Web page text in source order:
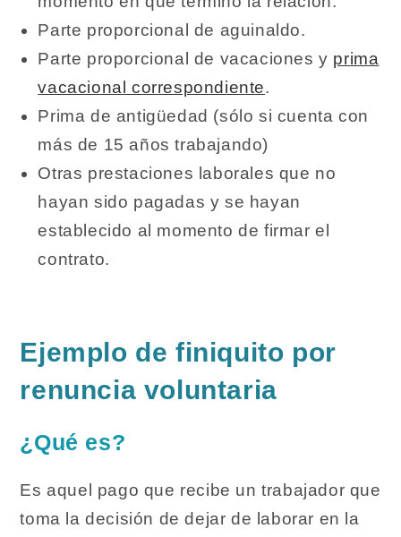
Parte proporcional de aguinaldo.
Parte proporcional de vacaciones y prima
vacacional correspondiente.
Prima de antigüedad (sólo si cuenta con
más de 15 años trabajando)
Otras prestaciones laborales que no
hayan sido pagadas y se hayan
establecido al momento de firmar el
contrato.
Ejemplo de finiquito por
renuncia voluntaria
¿Qué es?
Es aquel pago que recibe un trabajador que
toma la decisión de dejar de laborar en la